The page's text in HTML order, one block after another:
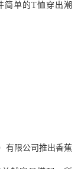
简单的T恤穿出潮
有限公司推出香蕉